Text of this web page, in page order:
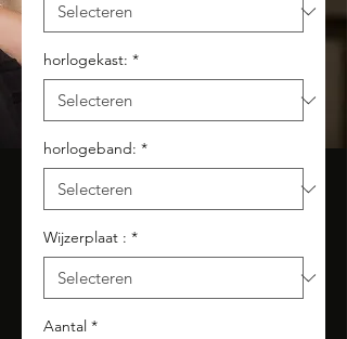
horlogekast: *
horlogeband: *
Wijzerplaat : *
Aantal *